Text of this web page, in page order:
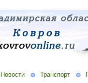
Новости Транспорт